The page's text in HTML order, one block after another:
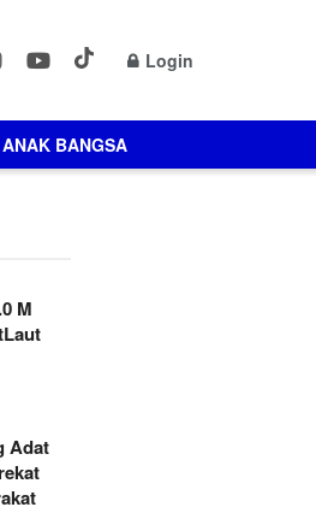
Login
BANGSA
M
Adat